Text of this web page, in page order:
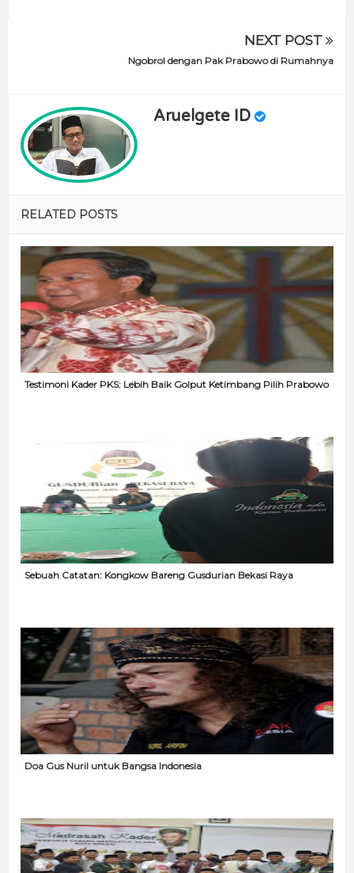
NEXT POST
Ngobrol dengan Pak Prabowo di Rumahnya
Aruelgete ID
RELATED POSTS
Testimoni Kader PKS: Lebih Baik Golput Ketimbang Pilih Prabowo
Sebuah Catatan: Kongkow Bareng Gusdurian Bekasi Raya
Doa Gus Nuril untuk Bangsa Indonesia